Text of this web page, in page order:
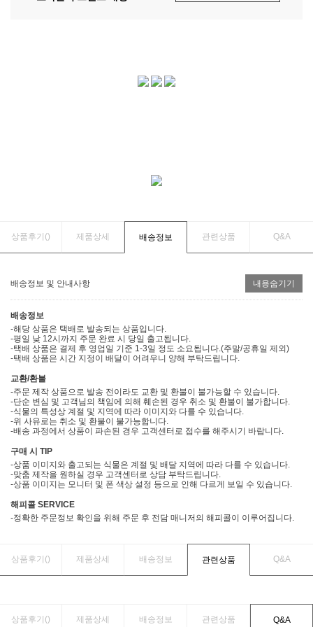
상품후기() 제품상세 배송정보 관련상품 Q&A
배송정보 및 안내사항 내용숨기기
배송정보
-해당 상품은 택배로 발송되는 상품입니다.
-평일 낮 12시까지 주문 완료 시 당일 출고됩니다.
-택배 상품은 결제 후 영업일 기준 1-3일 정도 소요됩니다.(주말/공휴일 제외)
-택배 상품은 시간 지정이 배달이 어려우니 양해 부탁드립니다.
교환/환불
-주문 제작 상품으로 발송 전이라도 교환 및 환불이 불가능할 수 있습니다.
-단순 변심 및 고객님의 책임에 의해 훼손된 경우 취소 및 환불이 불가합니다.
-식물의 특성상 계절 및 지역에 따라 이미지와 다를 수 있습니다.
-위 사유로는 취소 및 환불이 불가능합니다.
-배송 과정에서 상품이 파손된 경우 고객센터로 접수를 해주시기 바랍니다.
구매 시 TIP
-상품 이미지와 출고되는 식물은 계절 및 배달 지역에 따라 다를 수 있습니다.
-맞춤 제작을 원하실 경우 고객센터로 상담 부탁드립니다.
-상품 이미지는 모니터 및 폰 색상 설정 등으로 인해 다르게 보일 수 있습니다.
해피콜 SERVICE
-정확한 주문정보 확인을 위해 주문 후 전담 매니저의 해피콜이 이루어집니다.
상품후기() 제품상세 배송정보 관련상품 Q&A
상품후기() 제품상세 배송정보 관련상품 Q&A